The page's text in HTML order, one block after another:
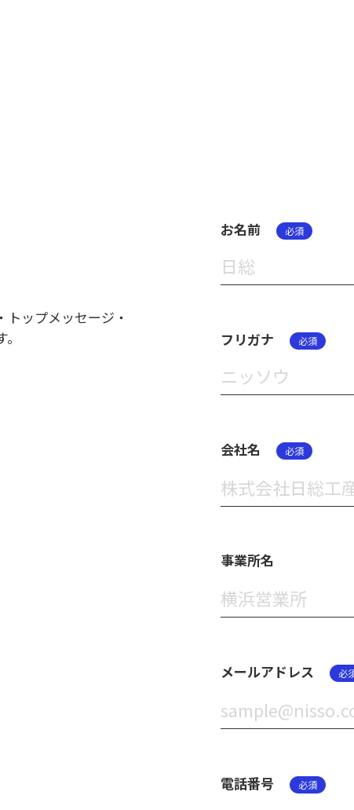
ップメッセージ・
お名前 必須
フリガナ 必須
会社名 必須
事業所名
メールアドレス 必
電話番号 必須